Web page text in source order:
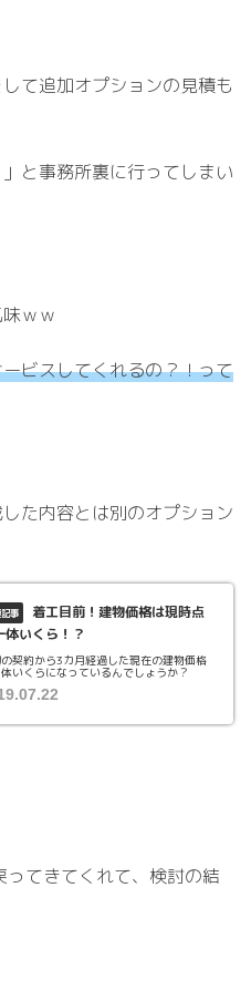
て追加オプションの見積も
と事務所裏に行ってしまい
ｗｗ
ビスしてくれるの？！って
た内容とは別のオプション
着工目前！建物価格は現時点
体いくら！？
契約から3カ月経過した現在の建物価格
いくらになっているんでしょうか？
てきてくれて、検討の結